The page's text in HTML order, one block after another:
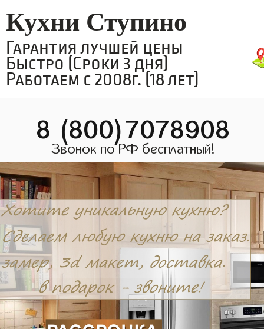
Кухни Ступино
Гарантия лучшей цены
Быстро (Сроки 3 дня)
Работаем с 2008г. (18 лет)
8 (800)7078908
Звонок по РФ бесплатный!